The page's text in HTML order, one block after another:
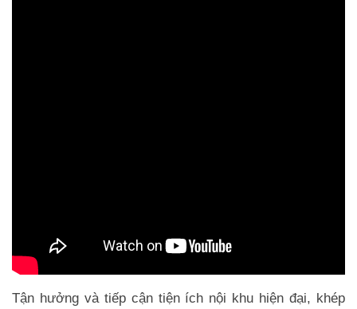
Tận hưởng và tiếp cận tiện ích nội khu hiện đại, khép